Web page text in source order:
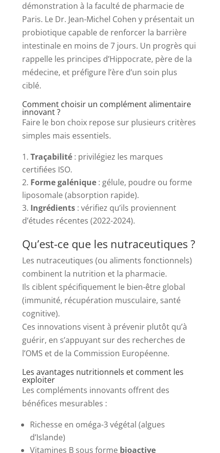
démonstration à la faculté de pharmacie de
Paris. Le Dr. Jean-Michel Cohen y présentait un
probiotique capable de renforcer la barrière
intestinale en moins de 7 jours. Un progrès qui
rappelle les principes d’Hippocrate, père de la
médecine, et préfigure l’ère d’un soin plus
ciblé.
Comment choisir un complément alimentaire
innovant ?
Faire le bon choix repose sur plusieurs critères
simples mais essentiels.
Traçabilité: privilégiez les marques
certifiées ISO.
Forme galénique: gélule, poudre ou forme
liposomale (absorption rapide).
Ingrédients: vérifiez qu’ils proviennent
d’études récentes (2022-2024).
Qu’est-ce que les nutraceutiques ?
Les nutraceutiques (ou aliments fonctionnels)
combinent la nutrition et la pharmacie.
Ils ciblent spécifiquement le bien-être global
(immunité, récupération musculaire, santé
cognitive).
Ces innovations visent à prévenir plutôt qu’à
guérir, en s’appuyant sur des recherches de
l’OMS et de la Commission Européenne.
Les avantages nutritionnels et comment les
exploiter
Les compléments innovants offrent des
bénéfices mesurables :
Richesse en oméga-3 végétal (algues
d’Islande)
Vitamines B sous forme bioactive